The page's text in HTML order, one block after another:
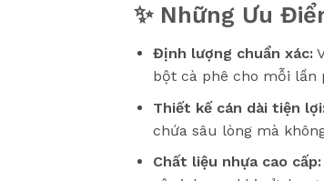
✨ Những Ưu
Định lượng chuẩn xác:
bột cà phê cho mỗi lần
Thiết kế cán dài tiện
chứa sâu lòng mà
Chất liệu nhựa cao cấp: